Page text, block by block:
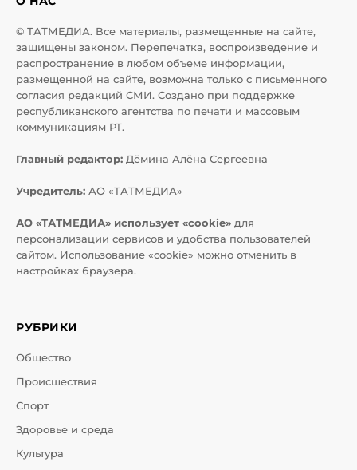
© ТАТМЕДИА. Все материалы, размещенные на сайте,
защищены законом. Перепечатка, воспроизведение и
распространение в любом объеме информации,
размещенной на сайте, возможна только с письменного
согласия редакций СМИ. Создано при поддержке
республиканского агентства по печати и массовым
коммуникациям РТ.
Главный редактор: Дёмина Алёна Сергеевна
Учредитель: АО «ТАТМЕДИА»
АО «ТАТМЕДИА» использует «cookie» для
персонализации сервисов и удобства пользователей
сайтом. Использование «cookie» можно отменить в
настройках браузера.
РУБРИКИ
Общество
Происшествия
Спорт
Здоровье и среда
Культура